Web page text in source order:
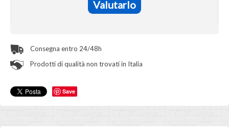
Save
Valutarlo
Consegna entro 24/48h
Prodotti di qualità non trovati in Italia